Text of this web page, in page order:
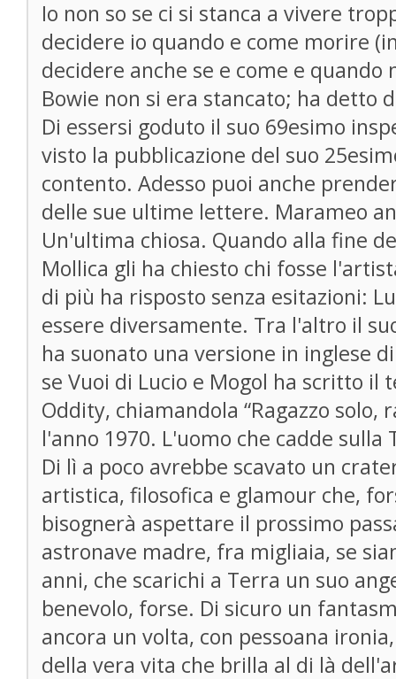
Io non so se ci si stanca a vivere
decidere io quando e come morire
decidere anche se e come e quando
Bowie non si era stancato; ha detto
Di essersi goduto il suo 69esimo
visto la pubblicazione del suo
contento. Adesso puoi anche
delle sue ultime lettere. Marameo
Un'ultima chiosa. Quando alla fine
Mollica gli ha chiesto chi fosse
di più ha risposto senza esitazioni:
essere diversamente. Tra l'altro il
ha suonato una versione in inglese
se Vuoi di Lucio e Mogol ha scritto il
Oddity, chiamandola “Ragazzo solo,
l'anno 1970. L'uomo che cadde
Di lì a poco avrebbe scavato un
artistica, filosofica e glamour che,
bisognerà aspettare il prossimo
astronave madre, fra migliaia, se
anni, che scarichi a Terra un suo
benevolo, forse. Di sicuro un
ancora un volta, con pessoana
della vera vita che brilla al di là